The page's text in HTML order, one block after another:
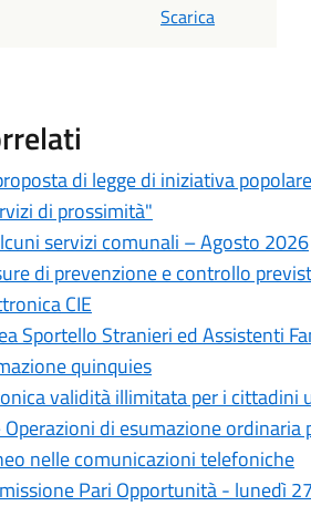
Scarica
di legge di iniziativa
di prossimità"
servizi comunali – Agosto 2026
di prevenzione e controllo
CIE
Sportello Stranieri ed Assistenti
quinquies
validità illimitata per i cittadini
di esumazione ordinaria
nelle comunicazioni telefoniche
Pari Opportunità - lunedì